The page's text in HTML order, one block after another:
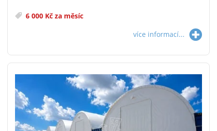
6 000 Kč za měsíc
více informací...